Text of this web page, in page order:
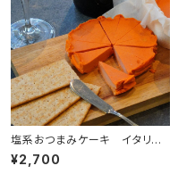
塩系おつまみケーキ イタリア
産トマト Flavor Cake
¥2,700